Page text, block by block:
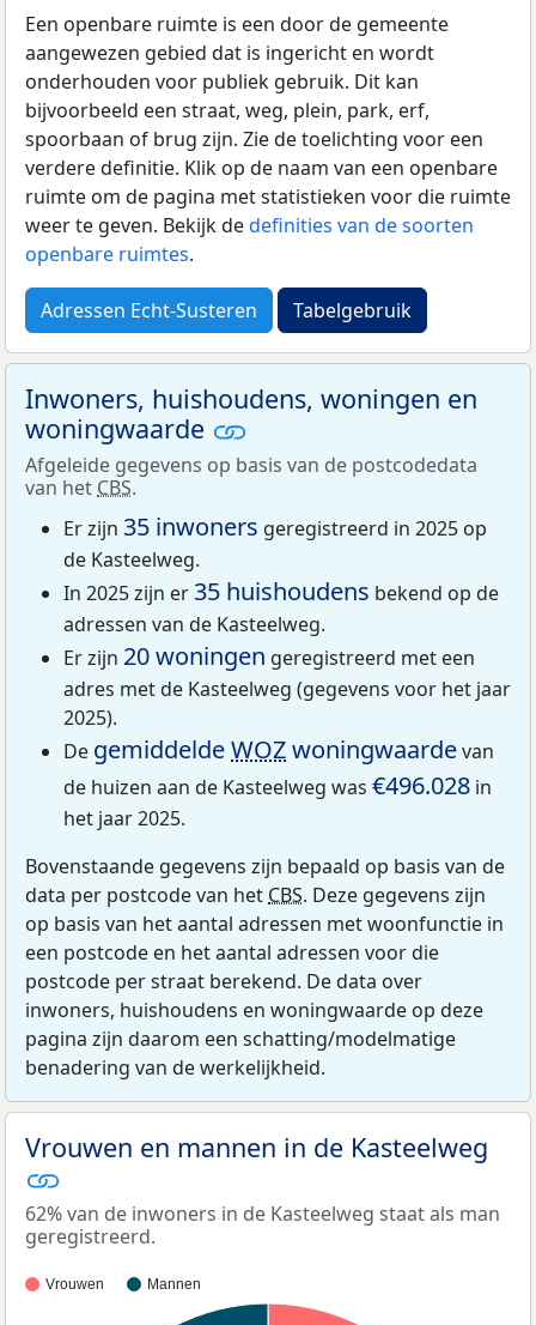
Een openbare ruimte is een door de gemeente
aangewezen gebied dat is ingericht en wordt
onderhouden voor publiek gebruik. Dit kan
bijvoorbeeld een straat, weg, plein, park, erf,
spoorbaan of brug zijn. Zie de toelichting voor een
verdere definitie. Klik op de naam van een openbare
ruimte om de pagina met statistieken voor die ruimte
weer te geven. Bekijk dedefinities van de soorten
openbare ruimtes.
Adressen Echt-Susteren Tabelgebruik
Inwoners, huishoudens, woningen en
woningwaarde
Afgeleide gegevens op basis van de postcodedata
van het CBS.
Er zijn 35 inwoners geregistreerd in 2025 op
de Kasteelweg.
In 2025 zijn er 35 huishoudens bekend op de
adressen van de Kasteelweg.
Er zijn 20 woningen geregistreerd met een
adres met de Kasteelweg (gegevens voor het jaar
2025).
De gemiddeldeWOZwoningwaardevan
de huizen aan de Kasteelweg was €496.028 in
het jaar 2025.
Bovenstaande gegevens zijn bepaald op basis van de
data per postcode van het CBS. Deze gegevens zijn
op basis van het aantal adressen met woonfunctie in
een postcode en het aantal adressen voor die
postcode per straat berekend. De data over
inwoners, huishoudens en woningwaarde op deze
pagina zijn daarom een schatting/modelmatige
benadering van de werkelijkheid.
Vrouwen en mannen in de Kasteelweg
62% van de inwoners in de Kasteelweg staat als man
geregistreerd.
Vrouwen Mannen